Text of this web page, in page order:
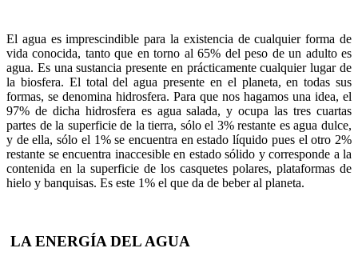
El agua es imprescindible para la existencia de cualquier forma de
vida conocida, tanto que en torno al 65% del peso de un adulto es
agua. Es una sustancia presente en prácticamente cualquier lugar de
la biosfera. El total del agua presente en el planeta, en todas sus
formas, se denomina hidrosfera. Para que nos hagamos una idea, el
97% de dicha hidrosfera es agua salada, y ocupa las tres cuartas
partes de la superficie de la tierra, sólo el 3% restante es agua dulce,
y de ella, sólo el 1% se encuentra en estado líquido pues el otro 2%
restante se encuentra inaccesible en estado sólido y corresponde a la
contenida en la superficie de los casquetes polares, plataformas de
hielo y banquisas. Es este 1% el que da de beber al planeta.
LA ENERGÍA DEL AGUA